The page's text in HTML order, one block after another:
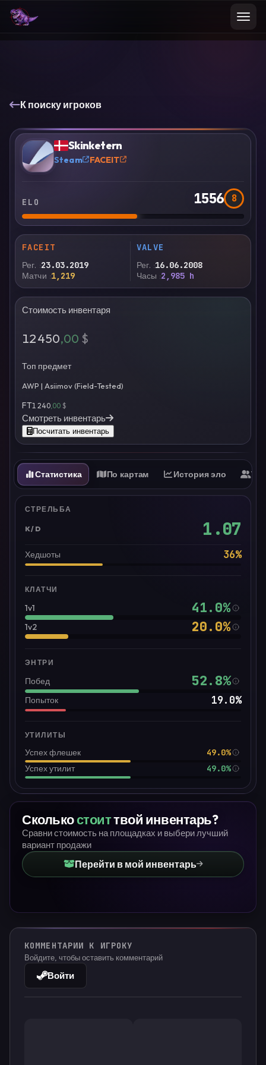
К поиску игроков
? Skinketern
Steam FACEIT
ELO 1556 8
FACEIT
Рег. 23.03.2019
Матчи 1,219
VALVE
Рег. 16.06.2008
Часы 2,985 h
Стоимость инвентаря
12 450,00 $
Топ предмет
AWP | Asiimov (Field-Tested)
FT1 240 ,00 $
Смотреть инвентарь
Посчитать инвентарь
Статистика По картам История эло
СТРЕЛЬБА
K/D 1.07
Хедшоты 36%
КЛАТЧИ
1v1 41.0%
1v2 20.0%
ЭНТРИ
Побед 52.8%
Попыток 19.0%
УТИЛИТЫ
Успех флешек
49.0%
Успех утилит
49.0%
Сколькостоиттвой инвентарь?
Сравни стоимость на площадках и выбери лучший
вариант продажи
Перейти в мой инвентарь
КОММЕНТАРИИ К ИГРОКУ
Войдите, чтобы оставить комментарий
Войти